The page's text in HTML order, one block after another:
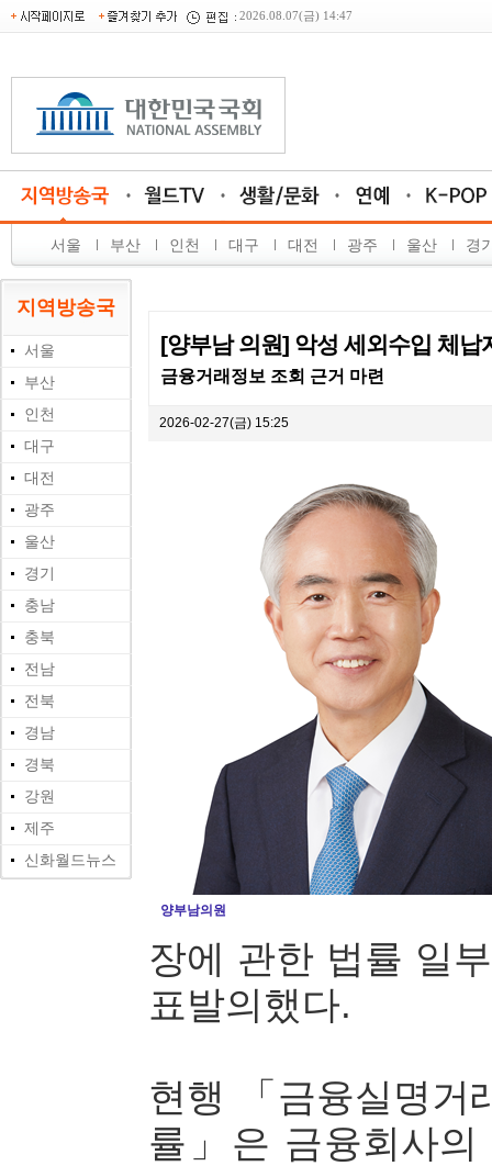
2026.08.07(금) 14:47
서울 부산 인천 대구 대전 광주 울산 경
지역방송국
서울
부산
인천
대구
대전
광주
울산
경기
충남
충북
전남
전북
경남
경북
강원
제주
신화월드뉴스
[양부남 의원] 악성 세외수입 체
금융거래정보 조회 근거 마련
2026-02-27(금) 15:25
양부남의원
장에 관한 법률 일
표발의했다.
현행 「금융실명거
률」은 금융회사